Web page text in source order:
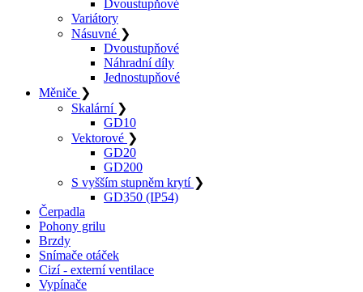
Dvoustupňové
Variátory
Násuvné ❯
Dvoustupňové
Náhradní díly
Jednostupňové
Měniče ❯
Skalární ❯
GD10
Vektorové ❯
GD20
GD200
S vyšším stupněm krytí ❯
GD350 (IP54)
Čerpadla
Pohony grilu
Brzdy
Snímače otáček
Cizí - externí ventilace
Vypínače